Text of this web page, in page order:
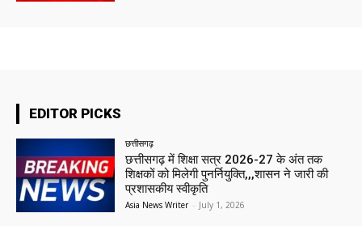
EDITOR PICKS
छत्तीसगढ़
छत्तीसगढ़ में शिक्षा सत्र 2026-27 के अंत तक
शिक्षकों को मिलेगी पुनर्नियुक्ति,,,शासन ने जारी की
प्रशासकीय स्वीकृति
Asia News Writer - July 1, 2026